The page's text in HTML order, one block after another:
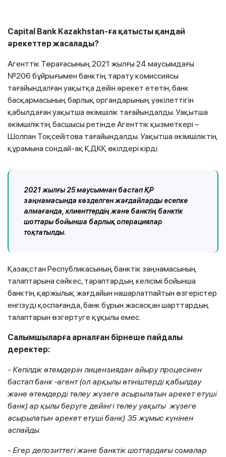
Capital Bank Kazakhstan-ға қатысты қандай
әрекеттер жасалады?
Агенттік Төрағасының 2021 жылғы 24 маусымдағы
№206 бұйрығымен банктің тарату комиссиясы
тағайындалған уақытқа дейін әрекет ететін, банк
басқармасының барлық органдарының уәкілеттігін
қабылдаған уақытша әкімшілік тағайындалды. Уақытша
әкімшіліктің басшысы ретінде Агенттік қызметкері –
Шолпан Тоқсейітова тағайындалды. Уақытша әкімшіліктің
құрамына сондай-ақ ҚДКҚ өкілдері кірді.
2021 жылғы 25 маусымнан бастап ҚР
заңнамасында көзделген жағдайларды есепке
алмағанда, клиенттердің және банктің банктік
шоттары бойынша барлық операциялар
тоқтатылды.
Қазақстан Республикасының банктік заңнамасының
талаптарына сәйкес, тараптардың келісімі бойынша
банктің қаржылық жағдайын нашарлатпайтын өзгерістер
енгізуді қоспағанда, банк бұрын жасасқан шарттардың
талаптарын өзгертуге құқылы емес.
Салымшыларға арналған бірнеше пайдалы
деректер:
-Кепілдік өтемдерін лицензиядан айыру процесінен
бастап банк -агент (ол арқылы өтініштерді қабылдау
және өтемдерді төлеу жүзеге асырылатын әрекет етуші
банк) ар қылы беруге дейінгі төлеу уақыты жүзеге
асырылатын әрекет етуші банк) 35жұмыс күнінен
аспайды.
- Егер депозиттегі және банктік шоттардағы сомалар